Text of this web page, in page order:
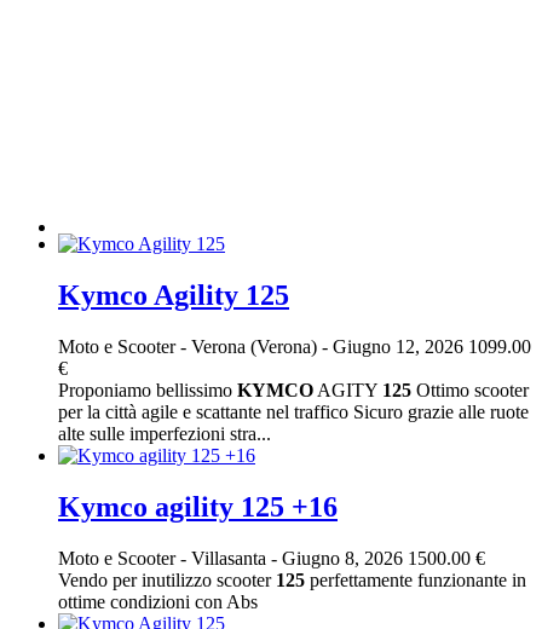
Kymco Agility 125
Moto e Scooter- Verona (Verona) - Giugno 12, 2026 1099.00
€
Proponiamo bellissimo KYMCO AGITY 125 Ottimo scooter
per la città agile e scattante nel traffico Sicuro grazie alle ruote
alte sulle imperfezioni stra...
Kymco agility 125 +16
Moto e Scooter- Villasanta - Giugno 8, 2026 1500.00 €
Vendo per inutilizzo scooter 125 perfettamente funzionante in
ottime condizioni con Abs